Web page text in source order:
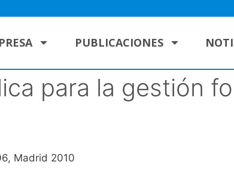
PUBLICACIONES
para la gestión
Madrid 2010